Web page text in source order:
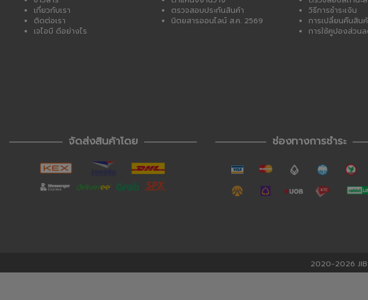
เกี่ยวกับเรา
ติดต่อเรา
เจไอบี ดีอย่างไร
ตรวจสอบประกันสินค้า
นิตยสารออนไลน์ ส.ค. 2569
วิธีการชำระเงิน
การเปลี่ยนคืนสิน
การใช้คูปองส่วน
จัดส่งสินค้าโดย ช่องทางการชำระ
2020-2026 JIB